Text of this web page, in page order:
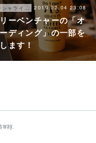
2019.02.04 23:08
ーベンチャーの「オ
ディング」の一部を
ます！
way.